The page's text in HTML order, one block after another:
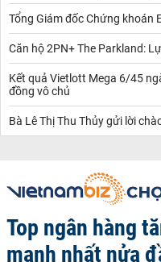
Tổng Giám đốc Chứng khoán
Căn hộ 2PN+ The Parkland:
Kết quả Vietlott Mega 6/45
đồng vô chủ
Bà Lê Thị Thu Thủy gửi lời
Top ngân hàng
mạnh nhất nửa